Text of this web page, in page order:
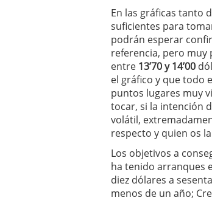
En las gráficas tanto
suficientes para
podrán esperar
referencia, pero
entre 13’70 y 14’00
el gráfico y que todo
puntos lugares muy
tocar, si la intención
volátil,
respecto y quien os
Los objetivos a
ha tenido arranques
diez dólares a
menos de un año;